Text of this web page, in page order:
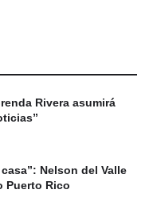
Rivera asumirá
Nelson del Valle
Puerto Rico